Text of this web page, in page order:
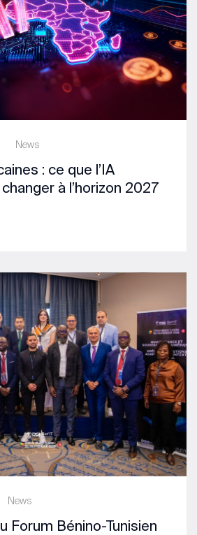
News
: ce que l’IA
à l’horizon 2027
News
Forum Bénino-Tunisien